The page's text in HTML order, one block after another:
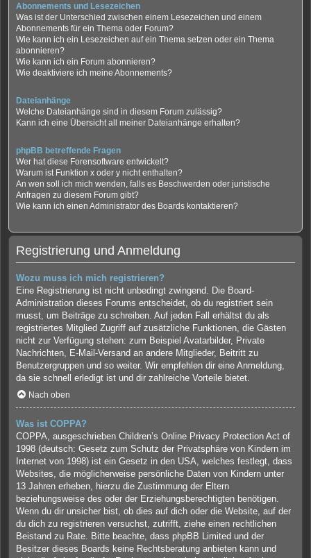
Abonnements und Lesezeichen
Was ist der Unterschied zwischen einem Lesezeichen und einem
Abonnements für ein Thema oder Forum?
Wie kann ich ein Lesezeichen auf ein Thema setzen oder ein Thema
abonnieren?
Wie kann ich ein Forum abonnieren?
Wie deaktiviere ich meine Abonnements?
Dateianhänge
Welche Dateianhänge sind in diesem Forum zulässig?
Kann ich eine Übersicht all meiner Dateianhänge erhalten?
phpBB betreffende Fragen
Wer hat diese Forensoftware entwickelt?
Warum ist Funktion x oder y nicht enthalten?
An wen soll ich mich wenden, falls es Beschwerden oder juristische
Anfragen zu diesem Forum gibt?
Wie kann ich einen Administrator des Boards kontaktieren?
Registrierung und Anmeldung
Wozu muss ich mich registrieren?
Eine Registrierung ist nicht unbedingt zwingend. Die Board-
Administration dieses Forums entscheidet, ob du registriert sein
musst, um Beiträge zu schreiben. Auf jeden Fall erhältst du als
registriertes Mitglied Zugriff auf zusätzliche Funktionen, die Gästen
nicht zur Verfügung stehen: zum Beispiel Avatarbilder, Private
Nachrichten, E-Mail-Versand an andere Mitglieder, Beitritt zu
Benutzergruppen und so weiter. Wir empfehlen dir eine Anmeldung,
da sie schnell erledigt ist und dir zahlreiche Vorteile bietet.
Nach oben
Was ist COPPA?
COPPA, ausgeschrieben Children’s Online Privacy Protection Act of
1998 (deutsch: Gesetz zum Schutz der Privatsphäre von Kindern im
Internet von 1998) ist ein Gesetz in den USA, welches festlegt, dass
Websites, die möglicherweise persönliche Daten von Kindern unter
13 Jahren erheben, hierzu die Zustimmung der Eltern
beziehungsweise des oder der Erziehungsberechtigten benötigen.
Wenn du dir unsicher bist, ob dies auf dich oder die Website, auf der
du dich zu registrieren versuchst, zutrifft, ziehe einen rechtlichen
Beistand zu Rate. Bitte beachte, dass phpBB Limited und der
Besitzer dieses Boards keine Rechtsberatung anbieten kann und